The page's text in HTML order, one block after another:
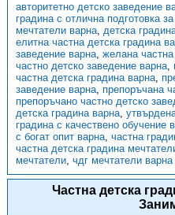
авторитетно детско заведение
градина с отлична подготовка
мечтатели варна, детска
елитна частна детска градина
заведение варна, желана
частно детско заведение варна,
частна детска градина варна,
заведение варна, препоръчана
препоръчано частно детско
детска градина варна,
градина с качествено обучение
с богат опит варна, частна
частна детска градина
мечтатели, чдг мечтатели варна
Частна детска